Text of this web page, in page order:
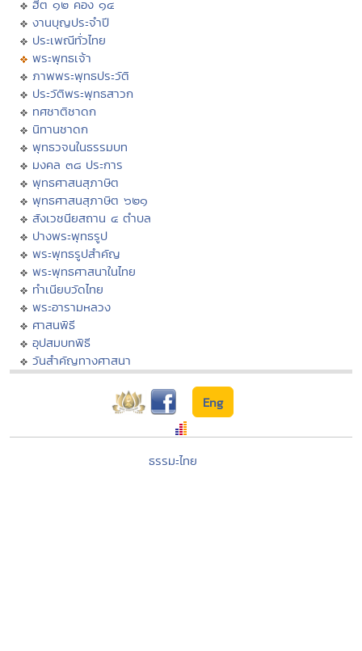
ฮีต ๑๒ คอง ๑๔
งานบุญประจำปี
ประเพณีทั่วไทย
พระพุทธเจ้า
ภาพพระพุทธประวัติ
ประวัติพระพุทธสาวก
ทศชาติชาดก
นิทานชาดก
พุทธวจนในธรรมบท
มงคล ๓๘ ประการ
พุทธศาสนสุภาษิต
พุทธศาสนสุภาษิต ๖๒๑
สังเวชนียสถาน ๔ ตำบล
ปางพระพุทธรูป
พระพุทธรูปสำคัญ
พระพุทธศาสนาในไทย
ทำเนียบวัดไทย
พระอารามหลวง
ศาสนพิธี
อุปสมบทพิธี
วันสำคัญทางศาสนา
Eng
ธรรมะไทย